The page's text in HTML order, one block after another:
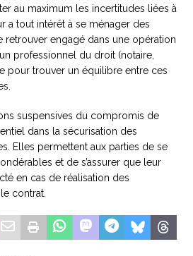
au maximum les incertitudes liées à
a tout intérêt à se ménager des
retrouver engagé dans une opération
professionnel du droit (notaire,
pour trouver un équilibre entre ces
suspensives du compromis de
dans la sécurisation des
Elles permettent aux parties de se
et de s’assurer que leur
en cas de réalisation des
contrat.